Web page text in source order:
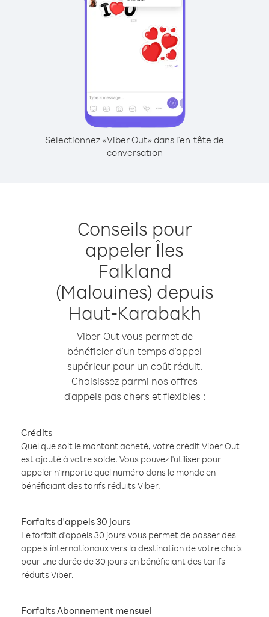
Sélectionnez «Viber Out» dans l'en-tête de
conversation
Conseils pour
appeler Îles
Falkland
(Malouines) depuis
Haut-Karabakh
Viber Out vous permet de
bénéficier d'un temps d'appel
supérieur pour un coût réduit.
Choisissez parmi nos offres
d'appels pas chers et flexibles :
Crédits
Quel que soit le montant acheté, votre crédit Viber Out
est ajouté à votre solde. Vous pouvez l'utiliser pour
appeler n'importe quel numéro dans le monde en
bénéficiant des tarifs réduits Viber.
Forfaits d'appels 30 jours
Le forfait d'appels 30 jours vous permet de passer des
appels internationaux vers la destination de votre choix
pour une durée de 30 jours en bénéficiant des tarifs
réduits Viber.
Forfaits Abonnement mensuel